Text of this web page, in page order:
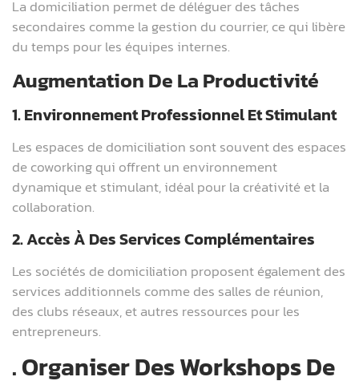
La domiciliation permet de déléguer des tâches
secondaires comme la gestion du courrier, ce qui libère
du temps pour les équipes internes.
Augmentation De La Productivité
1. Environnement Professionnel Et Stimulant
Les espaces de domiciliation sont souvent des espaces
de coworking qui offrent un environnement
dynamique et stimulant, idéal pour la créativité et la
collaboration.
2. Accès À Des Services Complémentaires
Les sociétés de domiciliation proposent également des
services additionnels comme des salles de réunion,
des clubs réseaux, et autres ressources pour les
entrepreneurs.
. Organiser Des Workshops De